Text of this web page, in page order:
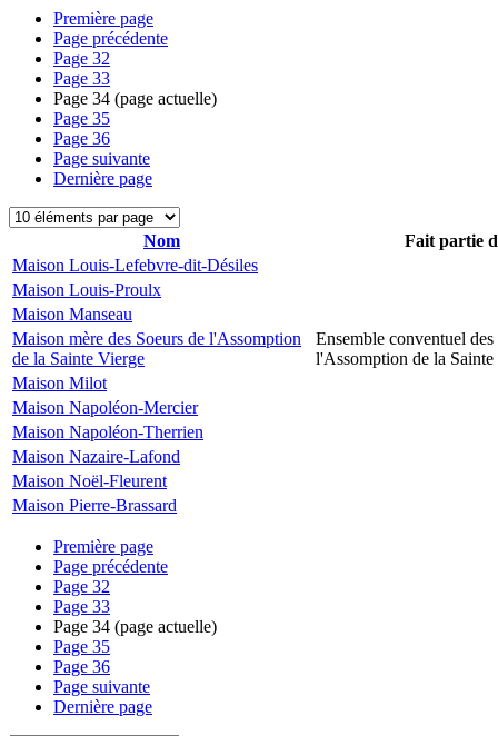
Première page
Page précédente
Page 32
Page 33
Page 34 (page actuelle)
Page 35
Page 36
Page suivante
Dernière page
Nom
Fait partie
Maison Louis-Lefebvre-dit-Désiles
Maison Louis-Proulx
Maison Manseau
Maison mère des Soeurs de l'Assomption
de la Sainte Vierge
Ensemble conventuel des
l'Assomption de la
Maison Milot
Maison Napoléon-Mercier
Maison Napoléon-Therrien
Maison Nazaire-Lafond
Maison Noël-Fleurent
Maison Pierre-Brassard
Première page
Page précédente
Page 32
Page 33
Page 34 (page actuelle)
Page 35
Page 36
Page suivante
Dernière page